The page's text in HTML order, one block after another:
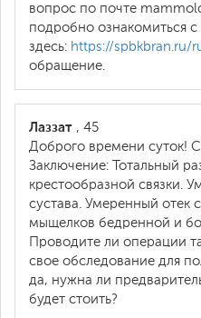
вопрос по почте
подробно ознакомиться
здесь: https://spbkbran.ru/
обращение.
Лаззат , 45
Доброго времени суток!
Заключение: Тотальный
крестообразной связки.
сустава. Умеренный отек
мыщелков бедренной и
Проводите ли операции
свое обследование для
да, нужна ли
будет стоить?